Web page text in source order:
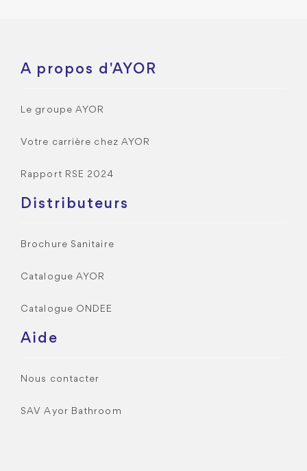
A propos d'AYOR
Le groupe AYOR
Votre carrière chez AYOR
Rapport RSE 2024
Distributeurs
Brochure Sanitaire
Catalogue AYOR
Catalogue ONDEE
Aide
Nous contacter
SAV Ayor Bathroom